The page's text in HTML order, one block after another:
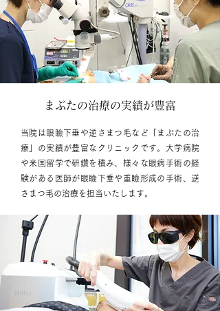
まぶたの治療の実績が豊富
当院は眼瞼下垂や逆さまつ毛など「まぶたの治
療」の実績が豊富なクリニックです。大学病院
や米国留学で研鑽を積み、様々な眼病手術の経
験がある医師が眼瞼下垂や重瞼形成の手術、逆
さまつ毛の治療を担当いたします。